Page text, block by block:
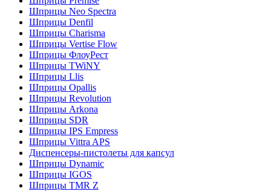
Шприцы Neo Spectra
Шприцы Denfil
Шприцы Charisma
Шприцы Vertise Flow
Шприцы ФлоуРест
Шприцы TWiNY
Шприцы Llis
Шприцы Opallis
Шприцы Revolution
Шприцы Arkona
Шприцы SDR
Шприцы IPS Empress
Шприцы Vittra APS
Диспенсеры-пистолеты для капсул
Шприцы Dynamic
Шприцы IGOS
Шприцы TMR Z